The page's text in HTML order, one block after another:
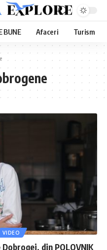
BUNE Afaceri Turism
VIDEO
Dobrogei, din POLOVNIK